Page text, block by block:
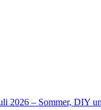
2026 – Sommer, DIY